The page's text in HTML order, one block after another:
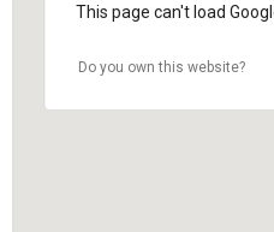
This page can't load
Do you own this website?